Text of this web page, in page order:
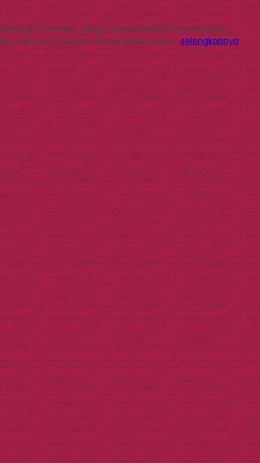
permintaan. Harga sesuai spesifikasi yang akan
yang extra cepat. Variasi bahan yang…selengkapnya